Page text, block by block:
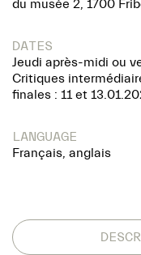
du musée 2, 1700
DATES
Jeudi après-midi ou
Critiques
finales : 11 et
LANGUAGE
Français, anglais